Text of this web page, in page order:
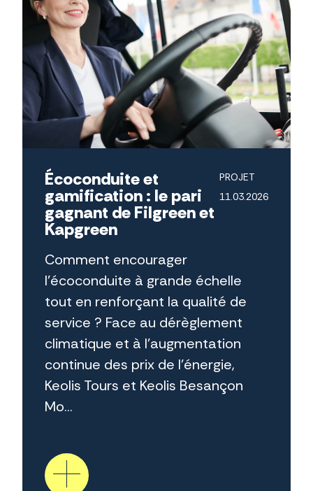
Écoconduite et
gamification : le pari
gagnant de Filgreen et
Kapgreen
PROJET
11.03.2026
Comment encourager
l'écoconduite à grande échelle
tout en renforçant la qualité de
service ? Face au dérèglement
climatique et à l'augmentation
continue des prix de l'énergie,
Keolis Tours et Keolis Besançon
Mo...